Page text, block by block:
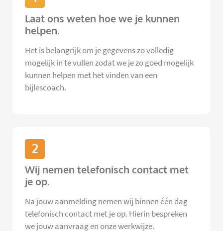
Laat ons weten hoe we je kunnen
helpen.
Het is belangrijk om je gegevens zo volledig
mogelijk in te vullen zodat we je zo goed mogelijk
kunnen helpen met het vinden van een
bijlescoach.
2
Wij nemen telefonisch contact met
je op.
Na jouw aanmelding nemen wij binnen één dag
telefonisch contact met je op. Hierin bespreken
we jouw aanvraag en onze werkwijze.